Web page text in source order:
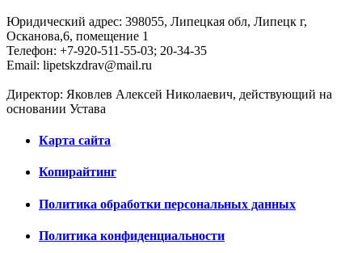
Юридический адрес: 398055, Липецкая обл, Липецк г,
Осканова,6, помещение 1
Телефон: +7-920-511-55-03; 20-34-35
Email: lipetskzdrav@mail.ru
Директор: Яковлев Алексей Николаевич, действующий на
основании Устава
Карта сайта
Копирайтинг
Политика обработки персональных данных
Политика конфиденциальности